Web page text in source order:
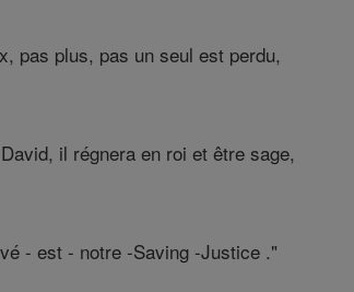
pas plus, pas un seul est perdu,
il régnera en roi et être sage,
- est - notre -Saving -Justice ."